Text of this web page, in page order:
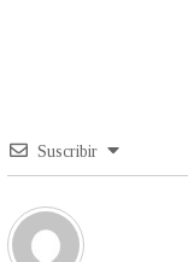
Suscribir